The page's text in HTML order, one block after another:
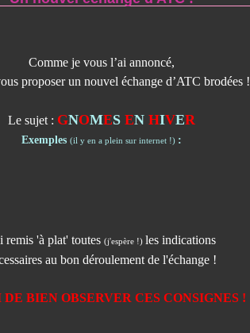
Comme je vous l’ai annoncé,
proposer un nouvel échange d’ATC brodées !
Le sujet : GNOMES EN HIVER
Exemples (il y en a plein sur internet !) :
remis 'à plat' toutes (j'espère !) les indications
au bon déroulement de l'échange !
BIEN OBSERVER CES CONSIGNES !